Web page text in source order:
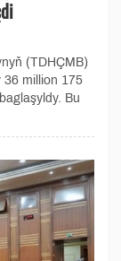
(TDHÇMB)
36 million 175
Bu